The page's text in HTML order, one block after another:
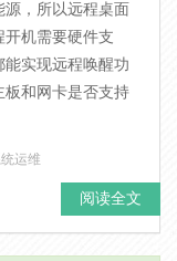
，所以远程桌面
开机需要硬件支
实现远程唤醒功
板和网卡是否支持
运维
阅读全文